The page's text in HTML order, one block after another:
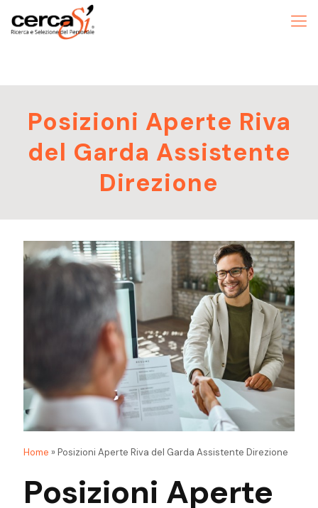
Posizioni Aperte Riva
del Garda Assistente
Direzione
Home »Posizioni Aperte Riva del Garda Assistente Direzione
Posizioni Aperte